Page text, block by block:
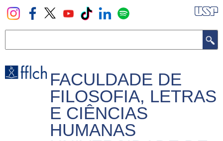
Pular
para
principal
FACULDADE DE
FILOSOFIA, LETRAS
E CIÊNCIAS
HUMANAS